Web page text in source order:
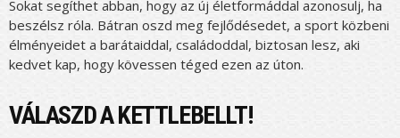
Sokat segíthet abban, hogy az új életformáddal azonosulj, ha
beszélsz róla. Bátran oszd meg fejlődésedet, a sport közbeni
élményeidet a barátaiddal, családoddal, biztosan lesz, aki
kedvet kap, hogy kövessen téged ezen az úton.
VÁLASZD A KETTLEBELLT!